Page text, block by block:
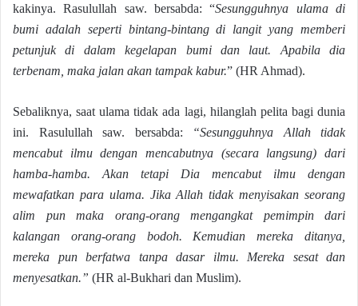
kakinya. Rasulullah saw. bersabda: “Sesungguhnya ulama di
bumi adalah seperti bintang-bintang di langit yang memberi
petunjuk di dalam kegelapan bumi dan laut. Apabila dia
terbenam, maka jalan akan tampak kabur.” (HR Ahmad).
Sebaliknya, saat ulama tidak ada lagi, hilanglah pelita bagi dunia
ini. Rasulullah saw. bersabda:
“Sesungguhnya Allah tidak
mencabut ilmu dengan mencabutnya (secara langsung) dari
hamba-hamba. Akan tetapi Dia mencabut ilmu dengan
mewafatkan para ulama. Jika Allah tidak menyisakan seorang
alim pun maka orang-orang mengangkat pemimpin dari
kalangan orang-orang bodoh. Kemudian mereka ditanya,
mereka pun berfatwa tanpa dasar ilmu. Mereka sesat dan
menyesatkan.” (HR al-Bukhari dan Muslim).